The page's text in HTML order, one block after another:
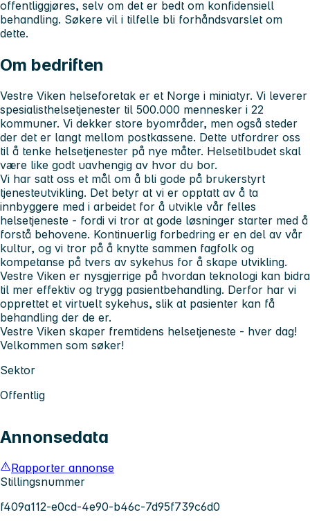
offentliggjøres, selv om det er bedt om konfidensiell
behandling. Søkere vil i tilfelle bli forhåndsvarslet om
dette.
Om bedriften
Vestre Viken helseforetak er et Norge i miniatyr. Vi leverer
spesialisthelsetjenester til 500.000 mennesker i 22
kommuner. Vi dekker store byområder, men også steder
der det er langt mellom postkassene. Dette utfordrer oss
til å tenke helsetjenester på nye måter. Helsetilbudet skal
være like godt uavhengig av hvor du bor.
Vi har satt oss et mål om å bli gode på brukerstyrt
tjenesteutvikling. Det betyr at vi er opptatt av å ta
innbyggere med i arbeidet for å utvikle vår felles
helsetjeneste - fordi vi tror at gode løsninger starter med å
forstå behovene. Kontinuerlig forbedring er en del av vår
kultur, og vi tror på å knytte sammen fagfolk og
kompetanse på tvers av sykehus for å skape utvikling.
Vestre Viken er nysgjerrige på hvordan teknologi kan bidra
til mer effektiv og trygg pasientbehandling. Derfor har vi
opprettet et virtuelt sykehus, slik at pasienter kan få
behandling der de er.
Vestre Viken skaper fremtidens helsetjeneste - hver dag!
Velkommen som søker!
Sektor
Offentlig
Annonsedata
Rapporter annonse
Stillingsnummer
f409a112-e0cd-4e90-b46c-7d95f739c6d0